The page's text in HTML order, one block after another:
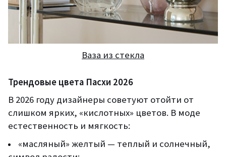
Ваза из стекла
Трендовые цвета Пасхи 2026
В 2026 году дизайнеры советуют отойти от
слишком ярких, «кислотных» цветов. В моде
естественность и мягкость:
«масляный» желтый — теплый и солнечный,